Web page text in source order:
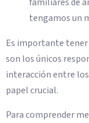
tengamos un
Es importante tener
son los únicos
interacción entre
papel crucial.
Para comprender